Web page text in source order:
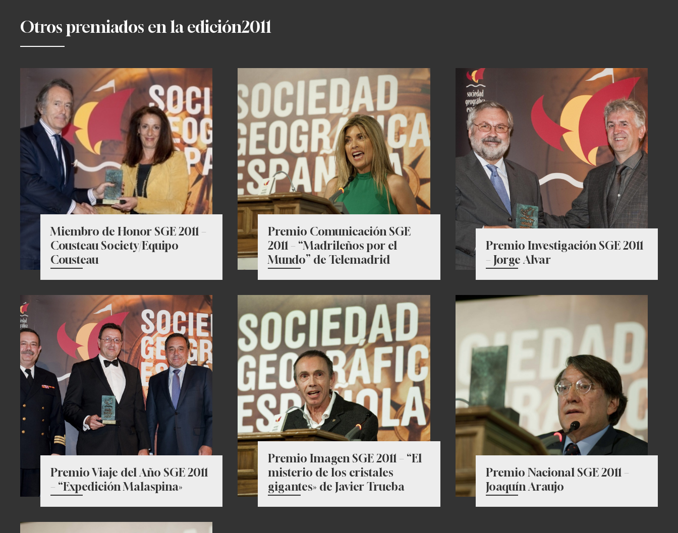
Otros premiados en la edición2011
Miembro de Honor SGE 2011 –
Cousteau Society/Equipo
Cousteau
Premio Comunicación SGE
2011 – “Madrileños por el
Mundo” de Telemadrid
Premio Investigación SGE 2011
– Jorge Alvar
Premio Viaje del Año SGE 2011
– “Expedición Malaspina»
Premio Imagen SGE 2011 – “El
misterio de los cristales
gigantes» de Javier Trueba
Premio Nacional SGE 2011 –
Joaquín Araujo